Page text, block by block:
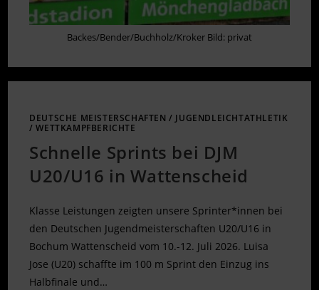
Backes/Bender/Buchholz/Kroker Bild: privat
DEUTSCHE MEISTERSCHAFTEN / JUGENDLEICHTATHLETIK
/WETTKAMPFBERICHTE
Schnelle Sprints bei DJM
U20/U16 in Wattenscheid
Klasse Leistungen zeigten unsere Sprinter*innen bei
den Deutschen Jugendmeisterschaften U20/U16 in
Bochum Wattenscheid vom 10.-12. Juli 2026. Luisa
Jose (U20) schaffte im 100 m Sprint den Einzug ins
Halbfinale und…